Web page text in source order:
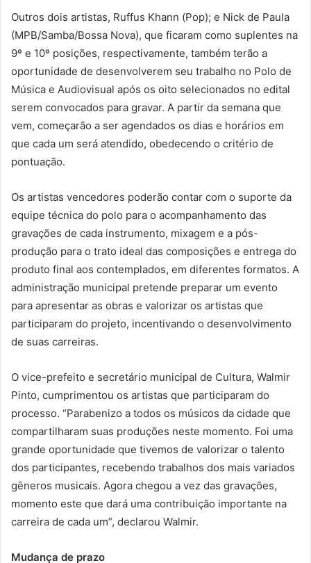
Outros dois artistas, Ruffus Khann (Pop); e Nick de Paula
(MPB/Samba/Bossa Nova), que ficaram como suplentes na
9º e 10º posições, respectivamente, também terão a
oportunidade de desenvolverem seu trabalho no Polo de
Música e Audiovisual após os oito selecionados no edital
serem convocados para gravar. A partir da semana que
vem, começarão a ser agendados os dias e horários em
que cada um será atendido, obedecendo o critério de
pontuação.
Os artistas vencedores poderão contar com o suporte da
equipe técnica do polo para o acompanhamento das
gravações de cada instrumento, mixagem e a pós-
produção para o trato ideal das composições e entrega do
produto final aos contemplados, em diferentes formatos. A
administração municipal pretende preparar um evento
para apresentar as obras e valorizar os artistas que
participaram do projeto, incentivando o desenvolvimento
de suas carreiras.
O vice-prefeito e secretário municipal de Cultura, Walmir
Pinto, cumprimentou os artistas que participaram do
processo. “Parabenizo a todos os músicos da cidade que
compartilharam suas produções neste momento. Foi uma
grande oportunidade que tivemos de valorizar o talento
dos participantes, recebendo trabalhos dos mais variados
gêneros musicais. Agora chegou a vez das gravações,
momento este que dará uma contribuição importante na
carreira de cada um”, declarou Walmir.
Mudança de prazo